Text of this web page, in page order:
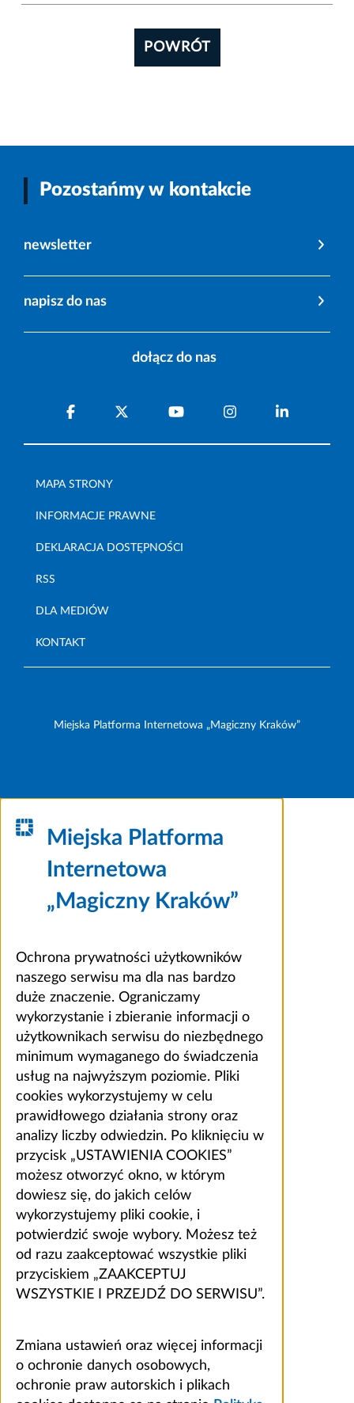
POWRÓT
Pozostańmy w kontakcie
newsletter
napisz do nas
dołącz do nas
MAPA STRONY
INFORMACJE PRAWNE
DEKLARACJA DOSTĘPNOŚCI
RSS
DLA MEDIÓW
KONTAKT
Miejska Platforma Internetowa „Magiczny Kraków”
Miejska Platforma
Internetowa
„Magiczny Kraków”
Ochrona prywatności użytkowników
naszego serwisu ma dla nas bardzo
duże znaczenie. Ograniczamy
wykorzystanie i zbieranie informacji o
użytkownikach serwisu do niezbędnego
minimum wymaganego do świadczenia
usług na najwyższym poziomie. Pliki
cookies wykorzystujemy w celu
prawidłowego działania strony oraz
analizy liczby odwiedzin. Po kliknięciu w
przycisk „USTAWIENIA COOKIES”
możesz otworzyć okno, w którym
dowiesz się, do jakich celów
wykorzystujemy pliki cookie, i
potwierdzić swoje wybory. Możesz też
od razu zaakceptować wszystkie pliki
przyciskiem „ZAAKCEPTUJ
WSZYSTKIE I PRZEJDŹ DO SERWISU”.
Zmiana ustawień oraz więcej informacji
o ochronie danych osobowych,
ochronie praw autorskich i plikach